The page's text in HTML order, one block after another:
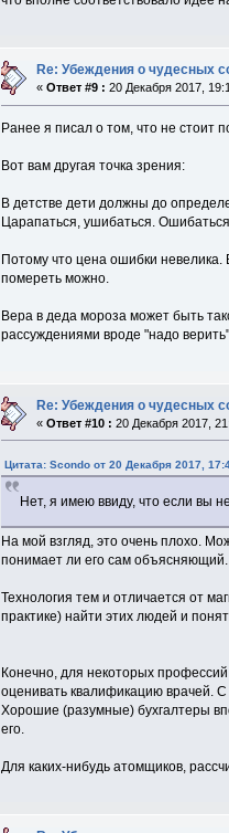
Re: Убеждения о чудесных
«Ответ #9 : 20 Декабря 2017,
Ранее я писал о том, что не стоит
Вот вам другая точка зрения:
В детстве дети должны до
Царапаться, ушибаться.
Потому что цена ошибки невелика.
помереть можно.
Вера в деда мороза может быть
рассуждениями вроде "надо
Re: Убеждения о чудесных
«Ответ #10 : 20 Декабря 2017,
Цитата: Scondo от 20 Декабря 2017,
Нет, я имею ввиду, что если вы
На мой взгляд, это очень плохо.
понимает ли его сам объясняющий.
Технология тем и отличается от
практике) найти этих людей и
Конечно, для некоторых
оценивать квалификацию врачей.
Хорошие (разумные) бухгалтеры
его.
Для каких-нибудь атомщиков,